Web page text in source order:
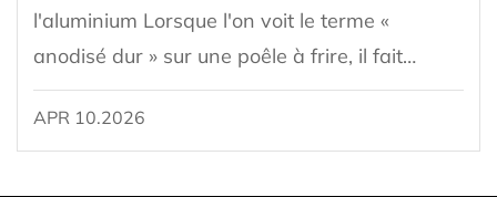
l'aluminium Lorsque l'on voit le terme «
anodisé dur » sur une poêle à frire, il fait
référence à un traitement de surface
électrochimique spécifique appliqué à
APR 10.2026